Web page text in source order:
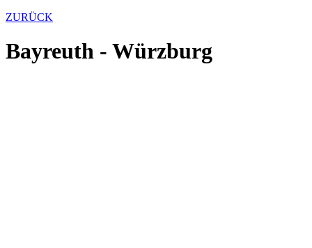
ZURÜCK
Bayreuth - Würzburg